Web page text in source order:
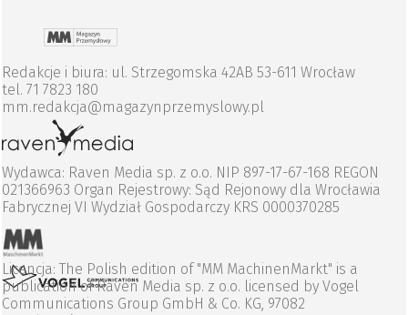
Redakcje i biura: ul. Strzegomska 42AB 53-611 Wrocław
tel. 71 7823 180
mm.redakcja@magazynprzemyslowy.pl
Wydawca: Raven Media sp. z o.o. NIP 897-17-67-168 REGON
021366963 Organ Rejestrowy: Sąd Rejonowy dla Wrocławia
Fabrycznej VI Wydział Gospodarczy KRS 0000370285
Licencja: The Polish edition of "MM MachinenMarkt" is a
publication of Raven Media sp. z o.o. licensed by Vogel
Communications Group GmbH & Co. KG, 97082